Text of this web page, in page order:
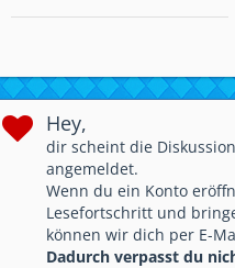
Hey,
dir scheint die
angemeldet.
Wenn du ein Konto
Lesefortschritt und
können wir dich per E-
Dadurch verpasst du